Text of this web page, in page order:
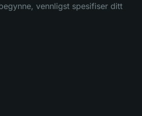
vennligst spesifiser ditt